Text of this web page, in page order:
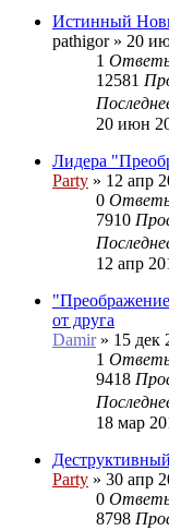
Истинный
pathigor» 20
1
12581
20 июн
Лидера
Party » 12 апр
0
7910
12 апр
от друга
Damir» 15 дек
1
9418
18 мар
Party » 30 апр
0
8798